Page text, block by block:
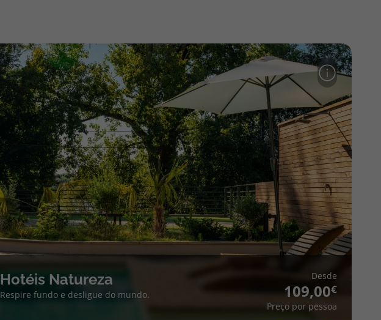
Hotéis Natureza
Respire fundo e desligue do mundo.
Desde
109,00
Preço por pessoa